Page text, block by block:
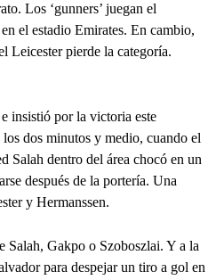
Los ‘gunners’ juegan el
el estadio Emirates. En cambio,
Leicester pierde la categoría.
insistió por la victoria este
dos minutos y medio, cuando el
Salah dentro del área chocó en un
después de la portería. Una
y Hermanssen.
Salah, Gakpo o Szoboszlai. Y a la
para despejar un tiro a gol en